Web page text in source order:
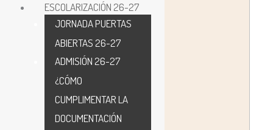
por
en
ESCOLARIZACIÓN 26-27
JORNADA PUERTAS
ABIERTAS 26-27
ADMISIÓN 26-27
¿CÓMO
CUMPLIMENTAR LA
DOCUMENTACIÓN